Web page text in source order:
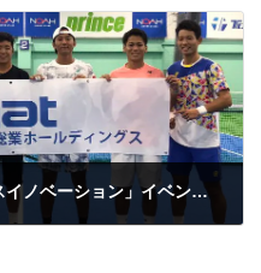
「橋本総業HD テニスイノベーション」イベントレポート